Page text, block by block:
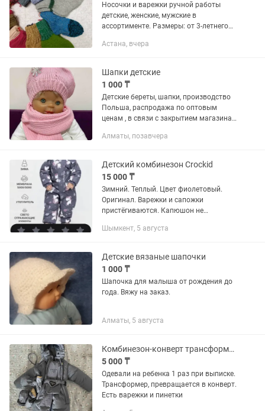
Носочки и варежки ручной работы
детские, женские, мужские в
ассортименте. Размеры: от 3-летнего
от 36 до 40 размера; мужские от 39 по
Астана, вчера
Шапки детские
1 000 ₸
Детские береты, шапки, производство
Польша, распродажа по оптовым
ценам , в связи с закрытием магазина,
примерка!
Алматы, позавчера
Детский комбинезон Crockid
15 000 ₸
Зимний. Теплый. Цвет фиолетовый.
Оригинал. Варежки и сапожки
пристёгиваются. Капюшон не
раза) для зимних прогулок очень
Шымкент, 5 августа
Детские вязаные шапочки
1 000 ₸
Шапочка для малыша от рождения до
года. Вяжу на заказ.
Алматы, 5 августа
Комбинезон-конверт трансформер детский зимний
5 000 ₸
Одевали на ребенка 1 раз при выписке.
Трансформер, превращается в конверт.
Есть варежки и пинетки